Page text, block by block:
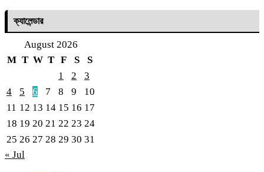
ক্যালেন্ডার
August 2026
M T W T F S
S
1
2
3
4
5 6 7 8 9
10
11 12 13 14 15 16 17
18 19 20 21 22 23 24
25 26 27 28 29 30 31
« Jul